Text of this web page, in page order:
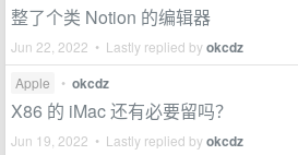
整了个类 Notion 的编辑器
Jun 22, 2022 • Lastly replied byokcdz
Apple • okcdz
X86 的 iMac 还有必要留吗？
Jun 19, 2022 • Lastly replied byokcdz